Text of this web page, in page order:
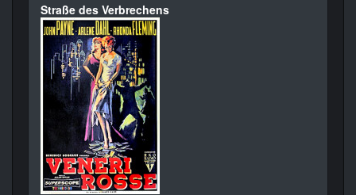
Straße des Verbrechens